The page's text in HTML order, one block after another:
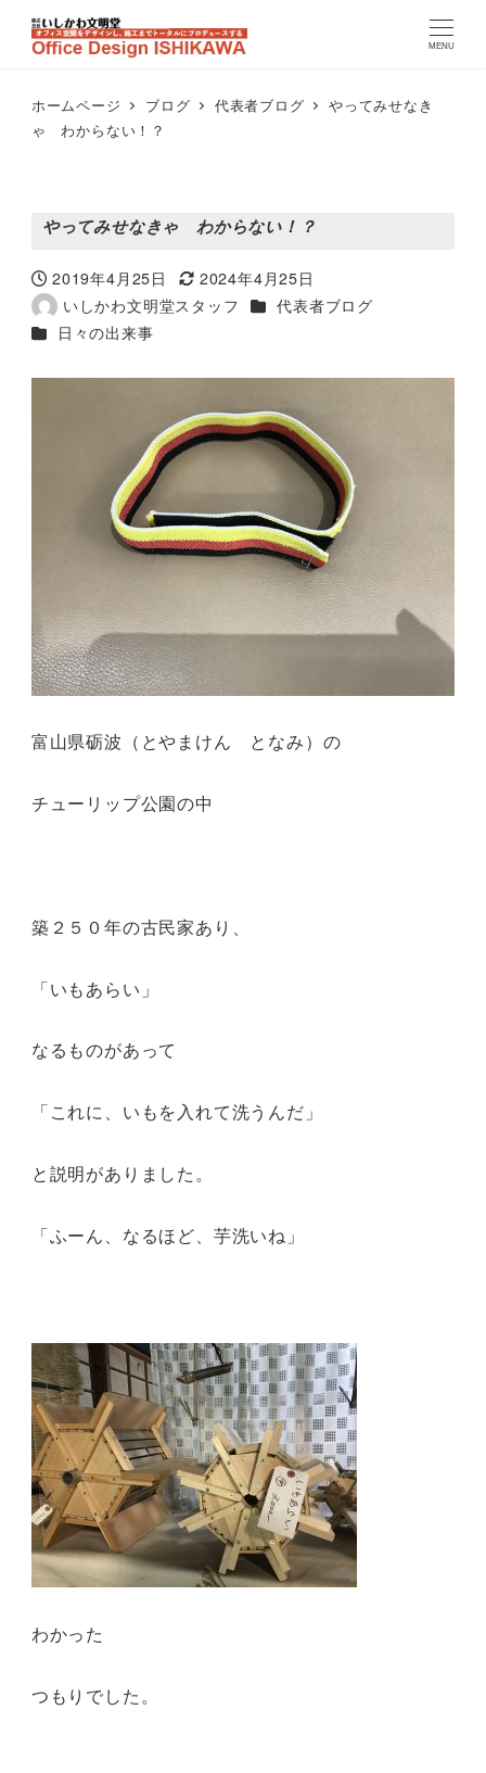
MENU
ホームページ ブログ 代表者ブログ
やってみせなき
ゃ わからない！？
やってみせなきゃ わからない！？
投稿日
2019年4月25日
更新日
2024年4月25日
著
者
いしかわ文明堂スタッフ カテゴリー
代表者ブログ
カテゴリー
日々の出来事
富山県砺波（とやまけん となみ）の
チューリップ公園の中
築２５０年の古民家あり、
「いもあらい」
なるものがあって
「これに、いもを入れて洗うんだ」
と説明がありました。
「ふーん、なるほど、芋洗いね」
わかった
つもりでした。